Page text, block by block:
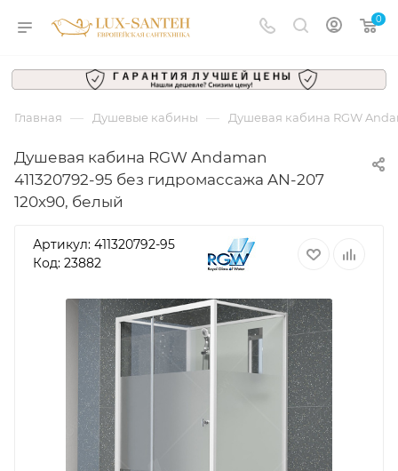
0
Главная — Душевые кабины — Душевая кабина RGW
Душевая кабина RGW Andaman
411320792-95 без гидромассажа AN-207
120х90, белый
Артикул: 411320792-95
Код: 23882